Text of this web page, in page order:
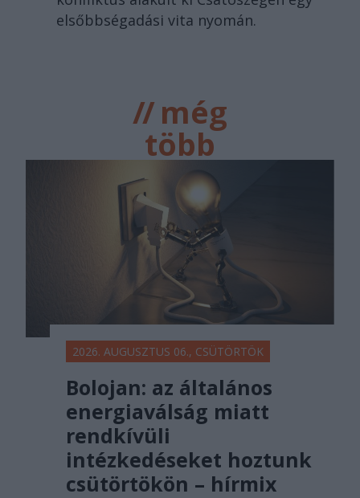
elsőbbségadási vita nyomán.
//még
több
főtér.ro
2026. AUGUSZTUS 06., CSÜTÖRTÖK
Bolojan: az általános
energiaválság miatt
rendkívüli
intézkedéseket hoztunk
csütörtökön – hírmix